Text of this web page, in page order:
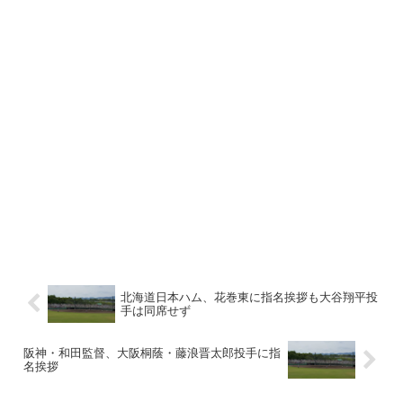
北海道日本ハム、花巻東に指名挨拶も大谷翔平投
手は同席せず
阪神・和田監督、大阪桐蔭・藤浪晋太郎投手に指
名挨拶